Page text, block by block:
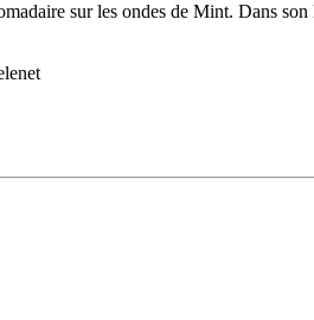
sur les ondes de Mint. Dans